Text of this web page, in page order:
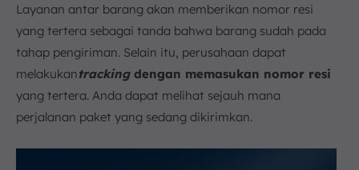
Layanan antar barang akan memberikan nomor resi
yang tertera sebagai tanda bahwa barang sudah pada
tahap pengiriman. Selain itu, perusahaan dapat
melakukantrackingdengan memasukan nomor resi
yang tertera. Anda dapat melihat sejauh mana
perjalanan paket yang sedang dikirimkan.